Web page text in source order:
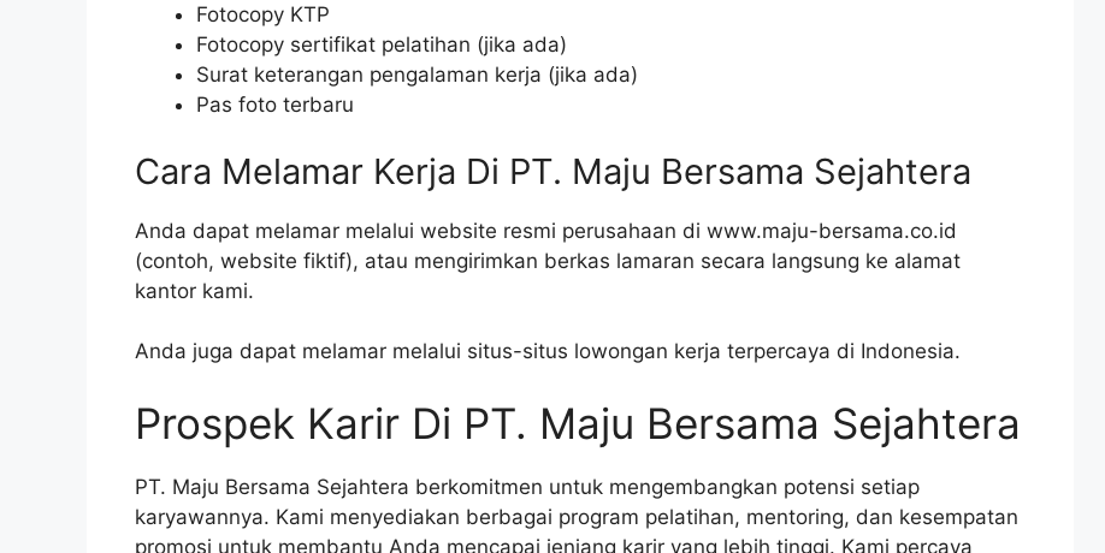
Fotocopy KTP
Fotocopy sertifikat pelatihan (jika ada)
Surat keterangan pengalaman kerja (jika ada)
Pas foto terbaru
Cara Melamar Kerja Di PT. Maju Bersama Sejahtera
Anda dapat melamar melalui website resmi perusahaan di www.maju-bersama.co.id
(contoh, website fiktif), atau mengirimkan berkas lamaran secara langsung ke alamat
kantor kami.
Anda juga dapat melamar melalui situs-situs lowongan kerja terpercaya di Indonesia.
Prospek Karir Di PT. Maju Bersama Sejahtera
PT. Maju Bersama Sejahtera berkomitmen untuk mengembangkan potensi setiap
karyawannya. Kami menyediakan berbagai program pelatihan, mentoring, dan kesempatan
promosi untuk membantu Anda mencapai jenjang karir yang lebih tinggi. Kami percaya